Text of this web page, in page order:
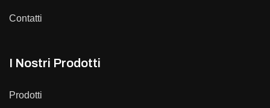
Contatti
I Nostri Prodotti
Prodotti